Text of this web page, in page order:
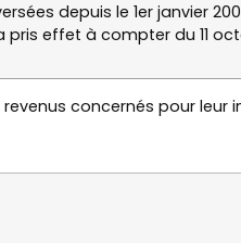
depuis le 1er janvier
effet à compter du 11
concernés pour leur